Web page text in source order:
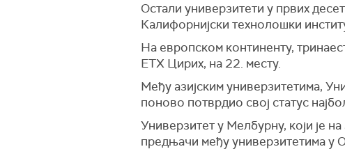
Остали универзитети у првих
Калифорнијски технолошки
На европском континенту,
ЕТХ Цирих, на 22. месту.
Међу азијским универзитетима,
поново потврдио свој статус
Универзитет у Мелбурну, који је
предњачи међу универзитетима у